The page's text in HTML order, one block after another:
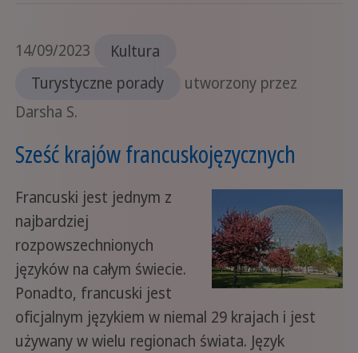
14/09/2023
Kultura
Turystyczne porady
utworzony przez
Darsha S.
Sześć krajów francuskojęzycznych
Francuski jest jednym z
najbardziej
rozpowszechnionych
języków na całym świecie.
Ponadto, francuski jest
oficjalnym językiem w niemal 29 krajach i jest
używany w wielu regionach świata. Język